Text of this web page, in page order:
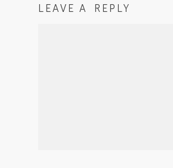
LEAVE A REPLY